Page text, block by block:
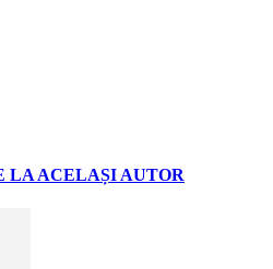
LA ACELAȘI AUTOR